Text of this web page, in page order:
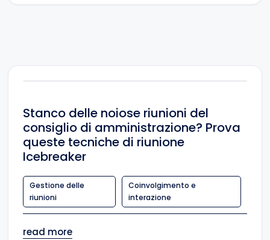
Stanco delle noiose riunioni del
consiglio di amministrazione? Prova
queste tecniche di riunione
Icebreaker
Gestione delle
riunioni
Coinvolgimento e
interazione
read more